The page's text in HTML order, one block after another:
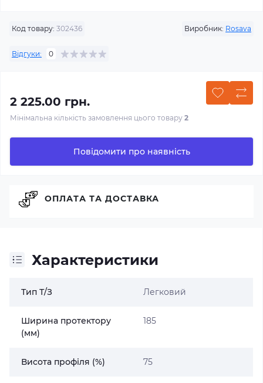
Код товару: 302436 Виробник: Rosava
Відгуки: 0
2 225.00 грн.
Мінімальна кількість замовлення цього товару 2
Повідомити про наявність
Характеристики
Тип Т/З Легковий
Ширина протектору
(мм)
185
Висота профіля (%) 75
ОПЛАТА ТА ДОСТАВКА